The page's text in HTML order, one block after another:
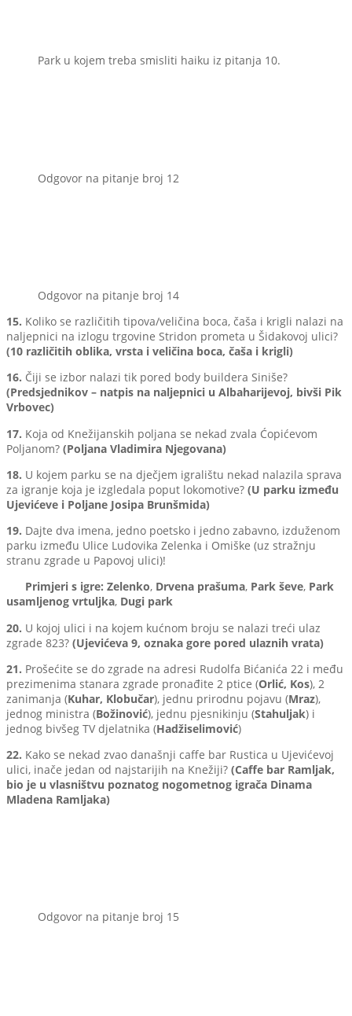
Park u kojem treba smisliti haiku iz pitanja 10.
Odgovor na pitanje broj 12
Odgovor na pitanje broj 14
15. Koliko se različitih tipova/veličina boca, čaša i krigli nalazi na
naljepnici na izlogu trgovine Stridon prometa u Šidakovoj ulici?
(10 različitih oblika, vrsta i veličina boca, čaša i krigli)
16. Čiji se izbor nalazi tik pored body buildera Siniše?
(Predsjednikov – natpis na naljepnici u Albaharijevoj, bivši Pik
Vrbovec)
17. Koja od Knežijanskih poljana se nekad zvala Ćopićevom
Poljanom? (Poljana Vladimira Njegovana)
18. U kojem parku se na dječjem igralištu nekad nalazila sprava
za igranje koja je izgledala poput lokomotive? (U parku između
Ujevićeve i Poljane Josipa Brunšmida)
19. Dajte dva imena, jedno poetsko i jedno zabavno, izduženom
parku između Ulice Ludovika Zelenka i Omiške (uz stražnju
stranu zgrade u Papovoj ulici)!
Primjeri s igre: Zelenko, Drvena prašuma, Park ševe, Park
usamljenog vrtuljka, Dugi park
20. U kojoj ulici i na kojem kućnom broju se nalazi treći ulaz
zgrade 823? (Ujevićeva 9, oznaka gore pored ulaznih vrata)
21. Prošećite se do zgrade na adresi Rudolfa Bićanića 22 i među
prezimenima stanara zgrade pronađite 2 ptice (Orlić, Kos), 2
zanimanja (Kuhar, Klobučar), jednu prirodnu pojavu (Mraz),
jednog ministra (Božinović), jednu pjesnikinju (Stahuljak) i
jednog bivšeg TV djelatnika (Hadžiselimović)
22. Kako se nekad zvao današnji caffe bar Rustica u Ujevićevoj
ulici, inače jedan od najstarijih na Knežiji? (Caffe bar Ramljak,
bio je u vlasništvu poznatog nogometnog igrača Dinama
Mladena Ramljaka)
Odgovor na pitanje broj 15